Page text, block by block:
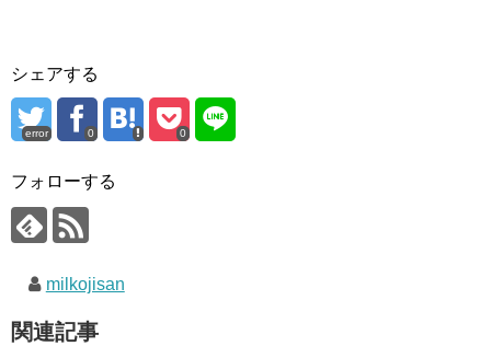
シェアする
error 0 0
フォローする
milkojisan
関連記事